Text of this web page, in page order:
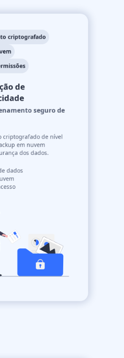
criptografado
de
seguro de
criptografado de nível
em nuvem
dos dados.
dados